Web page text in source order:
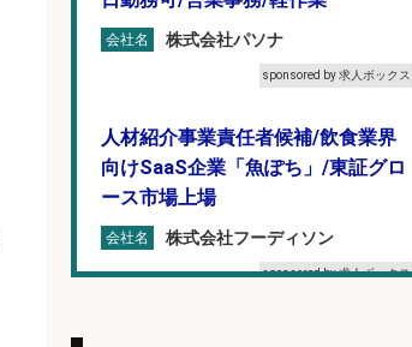
会社名 株式会社パソナ
sponsored by 求人ボックス
人材紹介事業責任者候補/飲食業界
向けSaaS企業「魚ぽち」/東証グロ
ース市場上場
会社名 株式会社フーディソン
sponsored by 求人ボックス